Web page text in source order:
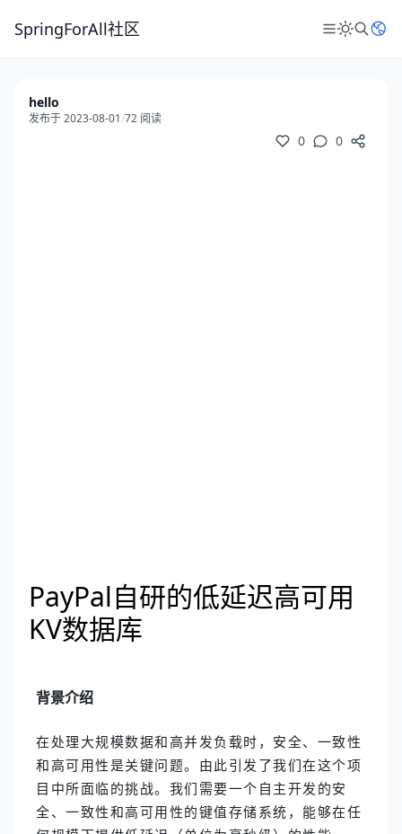
SpringForAll社区
hello
发布于 2023-08-01/72 阅读
0 0
PayPal自研的低延迟高可用
KV数据库
背景介绍
在处理大规模数据和高并发负载时，安全、一致性
和高可用性是关键问题。由此引发了我们在这个项
目中所面临的挑战。我们需要一个自主开发的安
全、一致性和高可用性的键值存储系统，能够在任